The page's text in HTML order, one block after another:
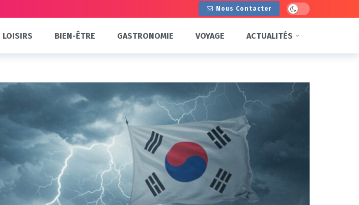
Nous Contacter Dark mode
LOISIRS BIEN-ÊTRE GASTRONOMIE VOYAGE ACTUALITÉS